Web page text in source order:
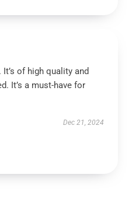
of high quality and
It’s a must-have for
Dec 21, 2024